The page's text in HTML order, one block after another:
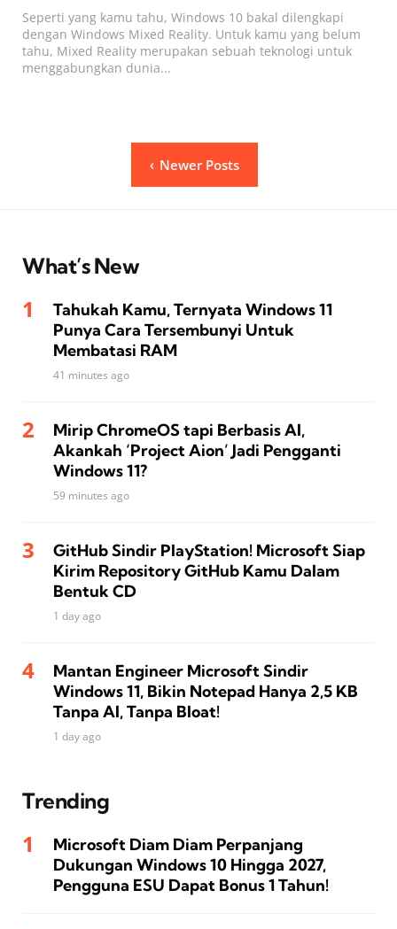
Seperti yang kamu tahu, Windows 10 bakal dilengkapi
dengan Windows Mixed Reality. Untuk kamu yang belum
tahu, Mixed Reality merupakan sebuah teknologi untuk
menggabungkan dunia...
Newer Posts
What’s New
Tahukah Kamu, Ternyata Windows 11
Punya Cara Tersembunyi Untuk
Membatasi RAM
41 minutes ago
Mirip ChromeOS tapi Berbasis AI,
Akankah ‘Project Aion’ Jadi Pengganti
Windows 11?
59 minutes ago
GitHub Sindir PlayStation! Microsoft Siap
Kirim Repository GitHub Kamu Dalam
Bentuk CD
1 day ago
Mantan Engineer Microsoft Sindir
Windows 11, Bikin Notepad Hanya 2,5 KB
Tanpa AI, Tanpa Bloat!
1 day ago
Trending
Microsoft Diam Diam Perpanjang
Dukungan Windows 10 Hingga 2027,
Pengguna ESU Dapat Bonus 1 Tahun!